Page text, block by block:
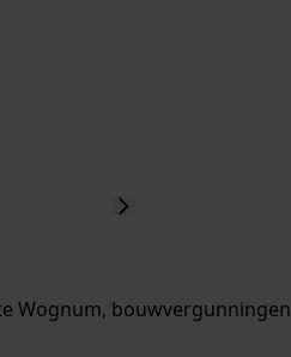
Wognum, bouwvergunningen